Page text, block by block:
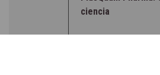
ciencia